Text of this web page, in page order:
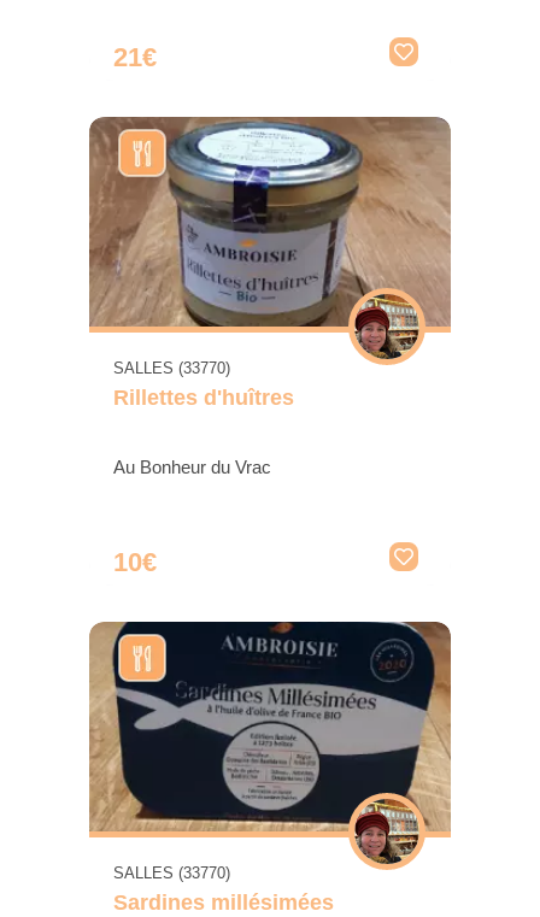
21€
SALLES (33770)
Rillettes d'huîtres
Au Bonheur du Vrac
10€
SALLES (33770)
Sardines millésimées